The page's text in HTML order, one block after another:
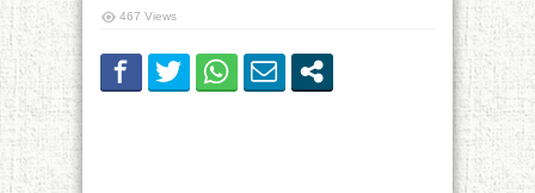
467 Views